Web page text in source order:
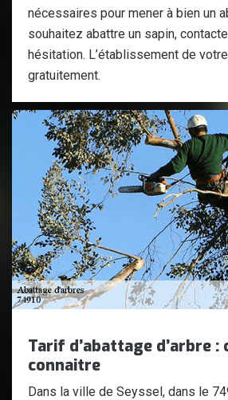
nécessaires pour mener à bien un
souhaitez abattre un sapin,
hésitation. L’établissement de
gratuitement.
Tarif d’abattage d’arbre :
connaitre
Dans la ville de Seyssel, dans le